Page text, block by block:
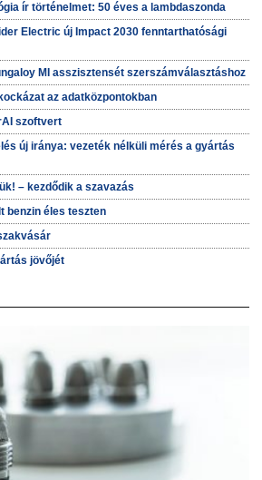
ír történelmet: 50 éves a lambdaszonda
Electric új Impact 2030 fenntarthatósági
MI asszisztensét szerszámválasztáshoz
az adatközpontokban
szoftvert
új iránya: vezeték nélküli mérés a gyártás
– kezdődik a szavazás
benzin éles teszten
jövőjét